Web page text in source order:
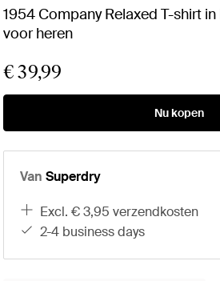
1954 Company Relaxed T-shirt
voor heren
€ 39,99
Nu kopen
Van Superdry
excl. € 3,95 verzendkosten
2-4 business days